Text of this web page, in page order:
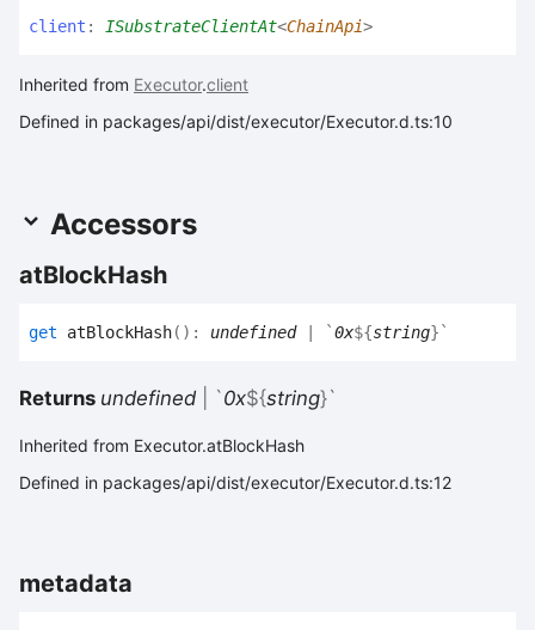
client : ISubstrateClientAt<ChainApi>
Inherited from Executor.client
Defined in packages/api/dist/executor/Executor.d.ts:10
Accessors
atBlockHash
get atBlockHash( ) : undefined| `0x${string} `
Returns undefined `0x${string}`
Inherited from Executor.atBlockHash
Defined in packages/api/dist/executor/Executor.d.ts:12
metadata